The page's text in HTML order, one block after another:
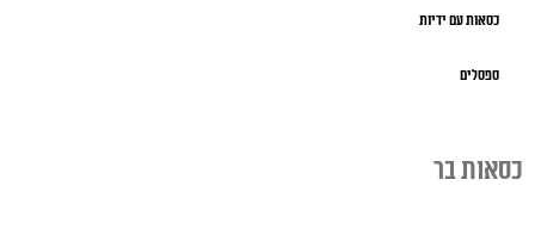
כסאות עם ידיות
ספסלים
כסאות בר